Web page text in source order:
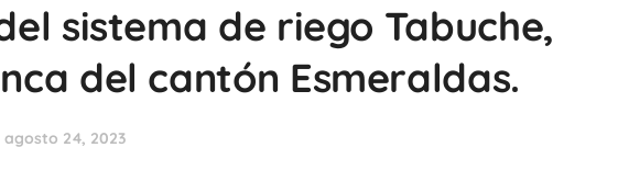
sistema de riego Tabuche,
del cantón Esmeraldas.
agosto 24, 2023